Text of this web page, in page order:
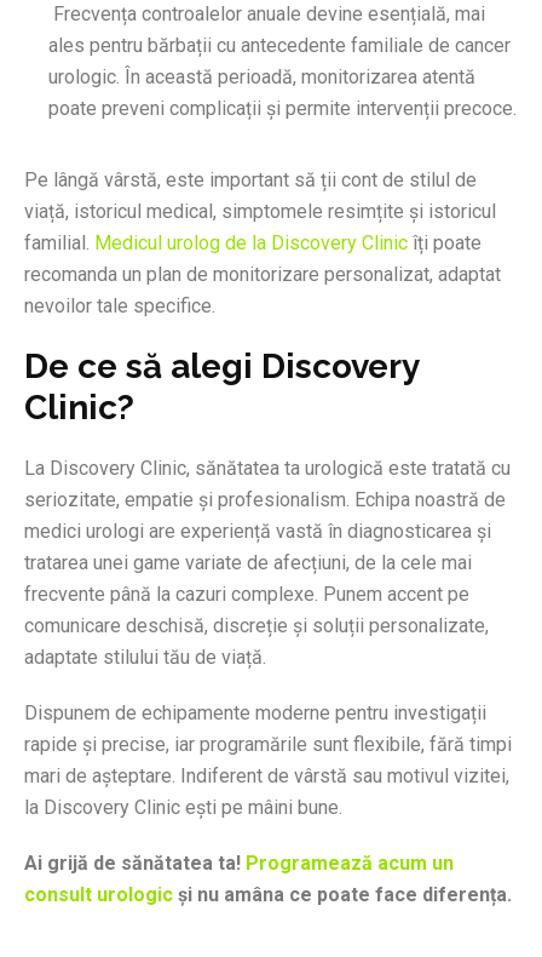
Frecvența controalelor anuale devine esențială, mai
ales pentru bărbații cu antecedente familiale de cancer
urologic. În această perioadă, monitorizarea atentă
poate preveni complicații și permite intervenții precoce.
Pe lângă vârstă, este important să ții cont de stilul de
viață, istoricul medical, simptomele resimțite și istoricul
familial. Medicul urolog de la Discovery Clinic îți poate
recomanda un plan de monitorizare personalizat, adaptat
nevoilor tale specifice.
De ce să alegi Discovery
Clinic?
La Discovery Clinic, sănătatea ta urologică este tratată cu
seriozitate, empatie și profesionalism. Echipa noastră de
medici urologi are experiență vastă în diagnosticarea și
tratarea unei game variate de afecțiuni, de la cele mai
frecvente până la cazuri complexe. Punem accent pe
comunicare deschisă, discreție și soluții personalizate,
adaptate stilului tău de viață.
Dispunem de echipamente moderne pentru investigații
rapide și precise, iar programările sunt flexibile, fără timpi
mari de așteptare. Indiferent de vârstă sau motivul vizitei,
la Discovery Clinic ești pe mâini bune.
Ai grijă de sănătatea ta! Programează acum un
consult urologic și nu amâna ce poate face diferența.